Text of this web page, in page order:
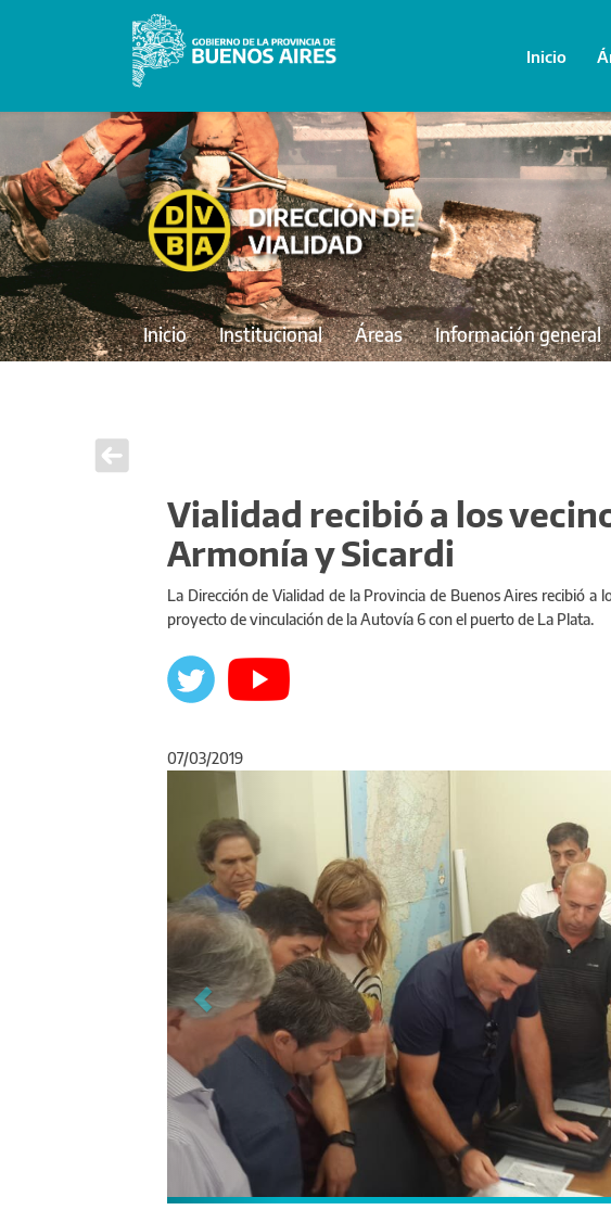
Inicio
Inicio Institucional Áreas Información general
Vialidad recibió a los
Armonía y Sicardi
La Dirección de Vialidad de la Provincia de Buenos Aires recibió a
proyecto de vinculación de la Autovía 6 con el puerto de La Plata.
07/03/2019
Anterior